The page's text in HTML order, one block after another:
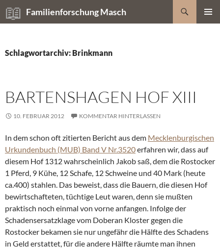
Zum
Inhalt
Familienforschung Masch
Suchen
Schlagwortarchiv: Brinkmann
BARTENSHAGEN HOF XIII
10. FEBRUAR 2012 KOMMENTAR HINTERLASSEN
In dem schon oft zitierten Bericht aus dem Mecklenburgischen
Urkundenbuch (MUB) Band V Nr.3520erfahren wir, dass auf
diesem Hof 1312 wahrscheinlich Jakob saß, dem die Rostocker
1 Pferd, 9 Kühe, 12 Schafe, 12 Schweine und 40 Mark (heute
ca.400) stahlen. Das beweist, dass die Bauern, die diesen Hof
bewirtschafteten, tüchtige Leut waren, denn sie mußten
praktisch noch einmal von vorne anfangen. Infolge der
Schadensersatzklage vom Doberan Kloster gegen die
Rostocker bekamen sie nur ungefähr die Hälfte des Schadens
in Geld erstattet, für die andere Hälfte räumte man ihnen